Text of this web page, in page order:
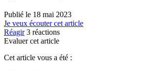
Publié le 18 mai 2023
Je veux écouter cet article
Réagir 3 réactions
Evaluer cet article
Cet article vous a été :